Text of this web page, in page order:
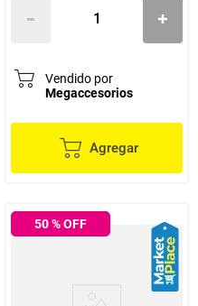
Vendido por
Megaccesorios
Agregar
50% OFF